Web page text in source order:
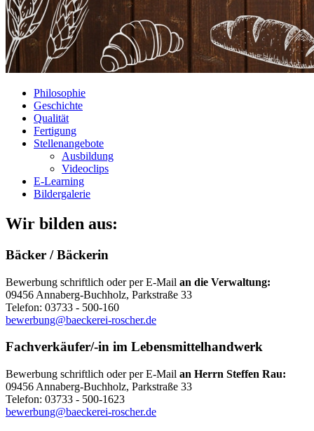
Philosophie
Geschichte
Qualität
Fertigung
Stellenangebote
Ausbildung
Videoclips
E-Learning
Bildergalerie
Wir bilden aus:
Bäcker / Bäckerin
Bewerbung schriftlich oder per E-Mail an die Verwaltung:
09456 Annaberg-Buchholz, Parkstraße 33
Telefon: 03733 - 500-160
bewerbung@baeckerei-roscher.de
Fachverkäufer/-in im Lebensmittelhandwerk
Bewerbung schriftlich oder per E-Mail an Herrn Steffen Rau:
09456 Annaberg-Buchholz, Parkstraße 33
Telefon: 03733 - 500-1623
bewerbung@baeckerei-roscher.de